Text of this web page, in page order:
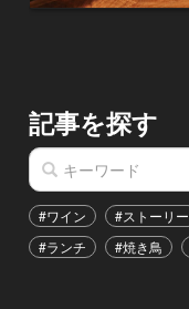
記事を探す
#ワイン #ストーリー
#ランチ
#焼き鳥